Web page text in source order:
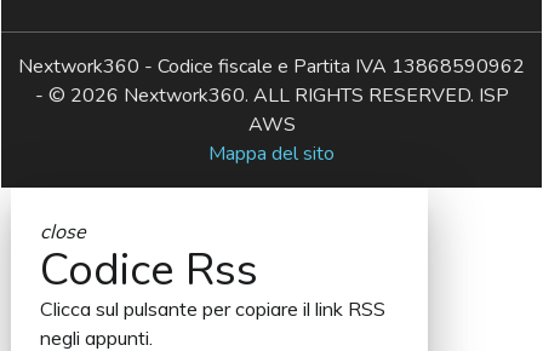
Nextwork360 - Codice fiscale e Partita IVA 13868590962
- © 2026 Nextwork360. ALL RIGHTS RESERVED. ISP
AWS
Mappa del sito
close
Codice Rss
Clicca sul pulsante per copiare il link RSS
negli appunti.